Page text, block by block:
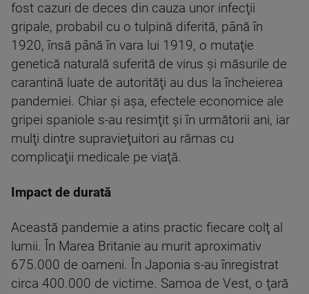
fost cazuri de deces din cauza unor infecţii
gripale, probabil cu o tulpină diferită, până în
1920, însă până în vara lui 1919, o mutaţie
genetică naturală suferită de virus şi măsurile de
carantină luate de autorităţi au dus la încheierea
pandemiei. Chiar şi aşa, efectele economice ale
gripei spaniole s-au resimţit şi în următorii ani, iar
mulţi dintre supravieţuitori au rămas cu
complicaţii medicale pe viaţă.
Impact de durată
Această pandemie a atins practic fiecare colţ al
lumii. În Marea Britanie au murit aproximativ
675.000 de oameni. În Japonia s-au înregistrat
circa 400.000 de victime. Samoa de Vest, o ţară